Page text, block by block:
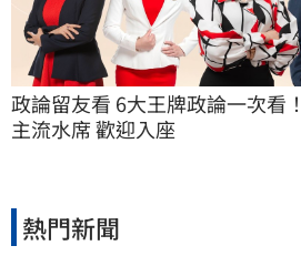
政論留友看 6大王牌政論一次看
主流水席 歡迎入座
熱門新聞